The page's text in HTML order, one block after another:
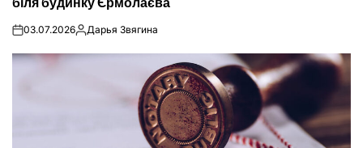
on03.07.2026Опубліковано
Дарья Звягина